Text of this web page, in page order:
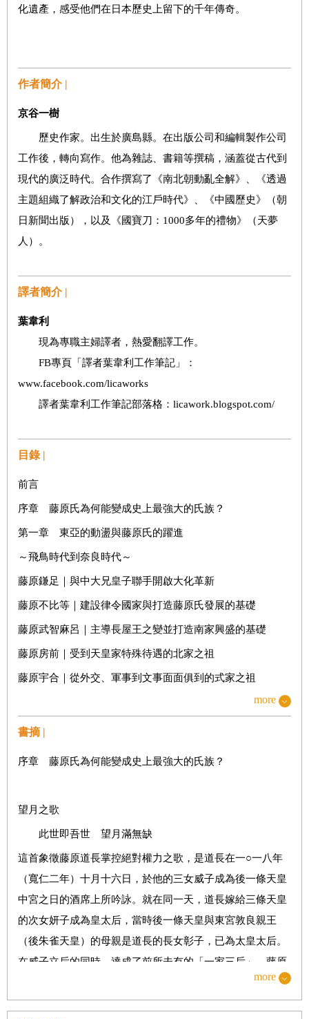
化遺產，感受他們在日本歷史上留下的千年傳奇。
作者簡介 |
京谷一樹
歷史作家。出生於廣島縣。在出版公司和編輯製作公司
工作後，轉向寫作。他為雜誌、書籍等撰稿，涵蓋從古代到
現代的廣泛時代。合作撰寫了《南北朝動亂全解》、《透過
主題組織了解政治和文化的江戶時代》、《中國歷史》（朝
日新聞出版），以及《國寶刀：1000多年的禮物》（天夢
人）。
譯者簡介 |
葉韋利
現為專職主婦譯者，熱愛翻譯工作。
FB專頁「譯者葉韋利工作筆記」：
www.facebook.com/licaworks
譯者葉韋利工作筆記部落格：licawork.blogspot.com/
目錄 |
前言
序章 藤原氏為何能變成史上最強大的氏族？
第一章 東亞的動盪與藤原氏的躍進
～飛鳥時代到奈良時代～
藤原鎌足｜與中大兄皇子聯手開啟大化革新
藤原不比等｜建設律令國家與打造藤原氏發展的基礎
藤原武智麻呂｜主導長屋王之變並打造南家興盛的基礎
藤原房前｜受到天皇家特殊待遇的北家之祖
藤原宇合｜從外交、軍事到文事面面俱到的式家之祖
藤原廣嗣｜藤原氏首次掀起武力暴動的武鬥派貴族
第二章 北家的崛起與攝關政治的確立
～平安時代前期～
藤原魚名｜因冰上川繼之亂而失勢的北家佼佼者
more
書摘 |
序章 藤原氏為何能變成史上最強大的氏族？
望月之歌
此世即吾世 望月滿無缺
這首象徵藤原道長掌控絕對權力之歌，是道長在一○一八年
（寬仁二年）十月十六日，於他的三女威子成為後一條天皇
中宮之日的酒席上所吟詠。就在同一天，道長嫁給三條天皇
的次女妍子成為皇太后，當時後一條天皇與東宮敦良親王
（後朱雀天皇）的母親是道長的長女彰子，已為太皇太后。
在威子立后的同時，達成了前所未有的「一家三后」，藤原
道長在這個站在榮華巔峰的宴席上，吟詠了這首史上著名的
「望月之歌」。
more